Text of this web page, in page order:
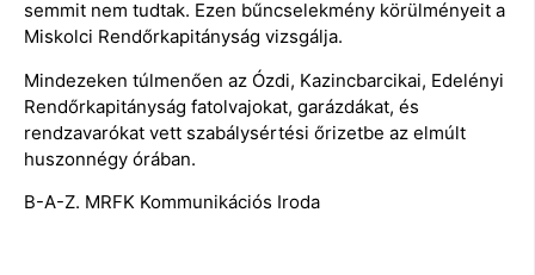
semmit nem tudtak. Ezen bűncselekmény körülményeit a
Miskolci Rendőrkapitányság vizsgálja.
Mindezeken túlmenően az Ózdi, Kazincbarcikai, Edelényi
Rendőrkapitányság fatolvajokat, garázdákat, és
rendzavarókat vett szabálysértési őrizetbe az elmúlt
huszonnégy órában.
B-A-Z. MRFK Kommunikációs Iroda